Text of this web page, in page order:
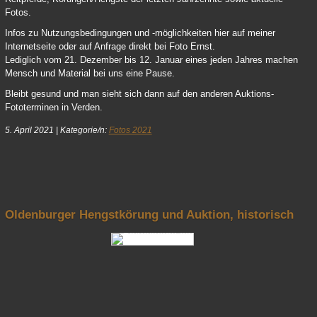
Fotos.
Infos zu Nutzungsbedingungen und -möglichkeiten hier auf meiner
Internetseite oder auf Anfrage direkt bei Foto Ernst.
Lediglich vom 21. Dezember bis 12. Januar eines jeden Jahres machen
Mensch und Material bei uns eine Pause.
Bleibt gesund und man sieht sich dann auf den anderen Auktions-
Fototerminen in Verden.
5. April 2021 Kategorie/n: Fotos 2021
Oldenburger Hengstkörung und Auktion, historisch